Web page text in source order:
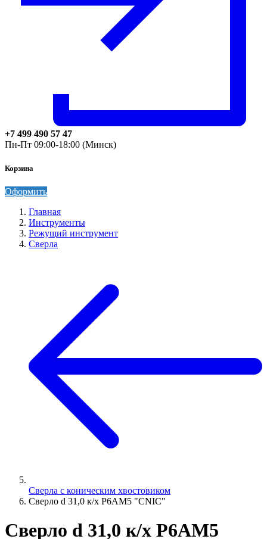
+7 499 490 57 47
Пн-Пт 09:00-18:00 (Минск)
Корзина
Оформить
Главная
Инструменты
Режущий инструмент
Сверла
Сверла с коническим хвостовиком
Сверло d 31,0 к/х Р6АМ5 "CNIC"
Сверло d 31,0 к/х Р6АМ5